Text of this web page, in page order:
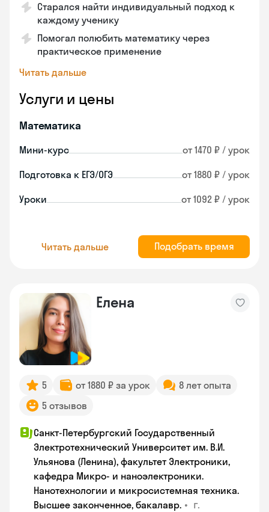
Старался найти индивидуальный подход к
каждому ученику
Помогал полюбить математику через
практическое применение
Читать дальше
Услуги и цены
Математика
Мини-курс от 1470 ₽ / урок
Подготовка к ЕГЭ/ОГЭ от 1880 ₽ / урок
Уроки от 1092 ₽ / урок
Читать дальше Подобрать время
Елена
5 от 1880 ₽ за урок
8 лет опыта
5 отзывов
Санкт-Петербургский Государственный
Электротехнический Университет им. В.И.
Ульянова (Ленина), факультет Электроники,
кафедра Микро- и наноэлектроники.
Нанотехнологии и микросистемная техника.
Высшее законченное, бакалавр. • г.